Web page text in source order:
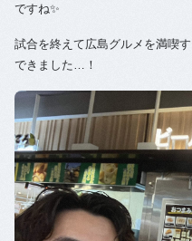
ですね✨
試合を終えて広島グルメを満喫
できました…！